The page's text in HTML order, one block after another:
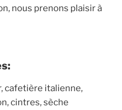
nous prenons plaisir à
cafetière italienne,
cintres, sèche